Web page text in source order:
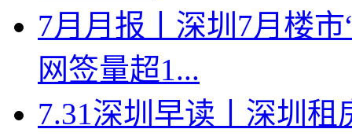
7月月报丨深圳7月楼
网签量超1...
7.31深圳早读丨深圳